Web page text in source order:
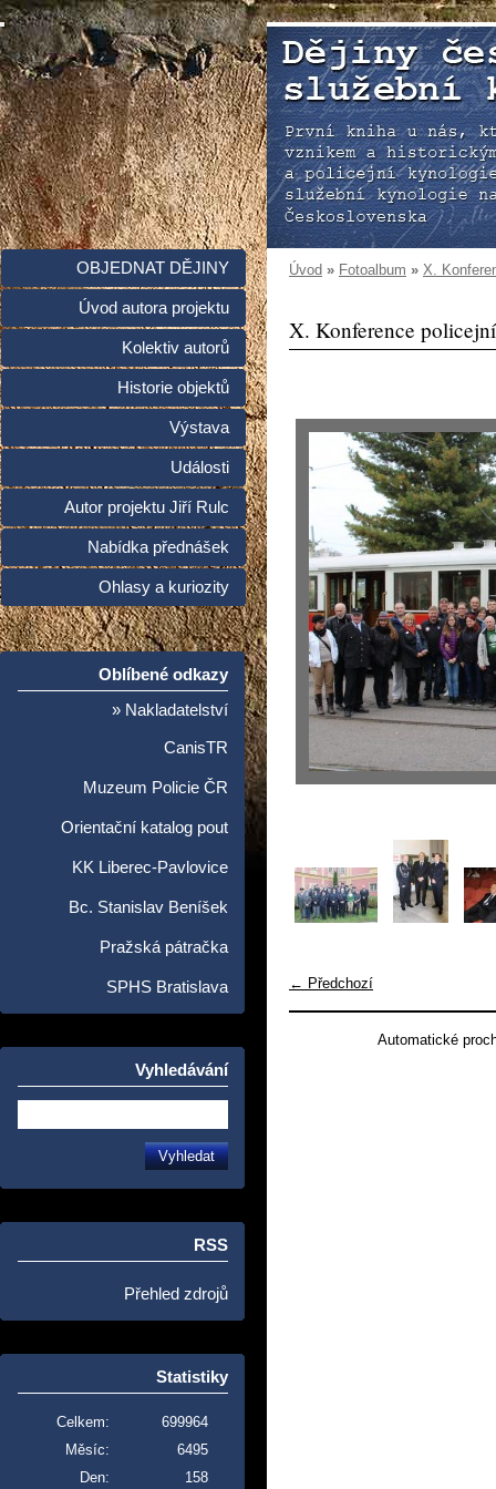
Úvod » Fotoalbum » X.
X. Konference
← Předchozí
Automatické
OBJEDNAT DĚJINY
Úvod autora projektu
Kolektiv autorů
Historie objektů
Výstava
Události
Autor projektu Jiří Rulc
Nabídka přednášek
Ohlasy a kuriozity
Oblíbené odkazy
» Nakladatelství
CanisTR
Muzeum Policie ČR
Orientační katalog pout
KK Liberec-Pavlovice
Bc. Stanislav Beníšek
Pražská pátračka
SPHS Bratislava
Vyhledávání
RSS
Přehled zdrojů
Statistiky
Celkem:
699964
Měsíc:
6495
Den:
158